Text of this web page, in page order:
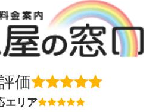
価
エリア